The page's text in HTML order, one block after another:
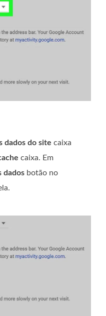
dados do site caixa
caixa. Em
dados botão no